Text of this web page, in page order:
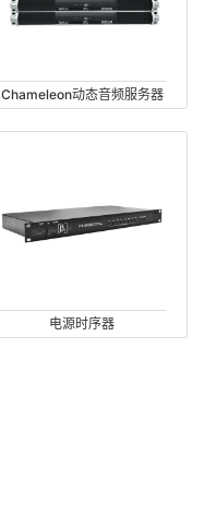
Chameleon动态音频服务器
电源时序器